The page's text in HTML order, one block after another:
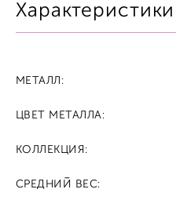
Характеристики
МЕТАЛЛ:
ЦВЕТ МЕТАЛЛА:
КОЛЛЕКЦИЯ:
СРЕДНИЙ ВЕС: